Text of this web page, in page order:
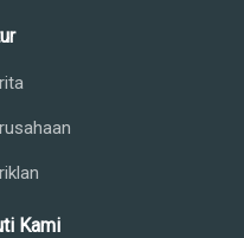
Kami